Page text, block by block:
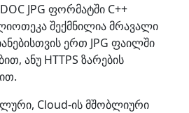
JPG ფორმატში C++
შექმნილია მრავალი
ერთ JPG ფაილში
ანუ HTTPS ზარების
Cloud-ის მშობლიური